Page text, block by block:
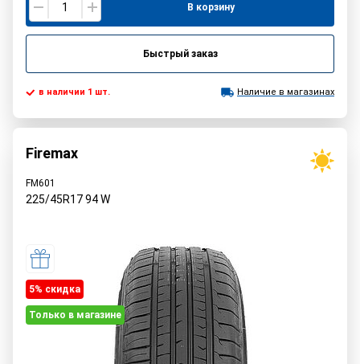
В корзину
Быстрый заказ
в наличии 1 шт. Наличие в магазинах
Firemax
FM601
225/45R1794W
5% cкидка
Только в магазине